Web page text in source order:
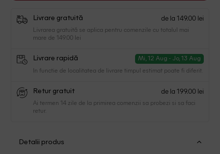
Livrare gratuită de la 149.00 lei
Livrarea gratuită se aplica pentru comenzile cu totalul mai
mare de 149.00 lei
Livrare rapidă Mi, 12 Aug - Jo, 13 Aug
In functie de localitatea de livrare timpul estimat poate fi diferit.
Retur gratuit de la 199.00 lei
Ai termen 14 zile de la primirea comenzii sa probezi si sa faci
retur.
Detalii produs